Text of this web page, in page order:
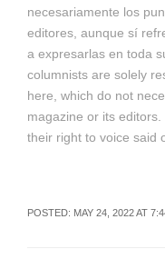
necesariamente los
editores, aunque sí
a expresarlas en toda
columnists are solely
here, which do not
magazine or its
their right to voice said
POSTED: MAY 24, 2022 AT